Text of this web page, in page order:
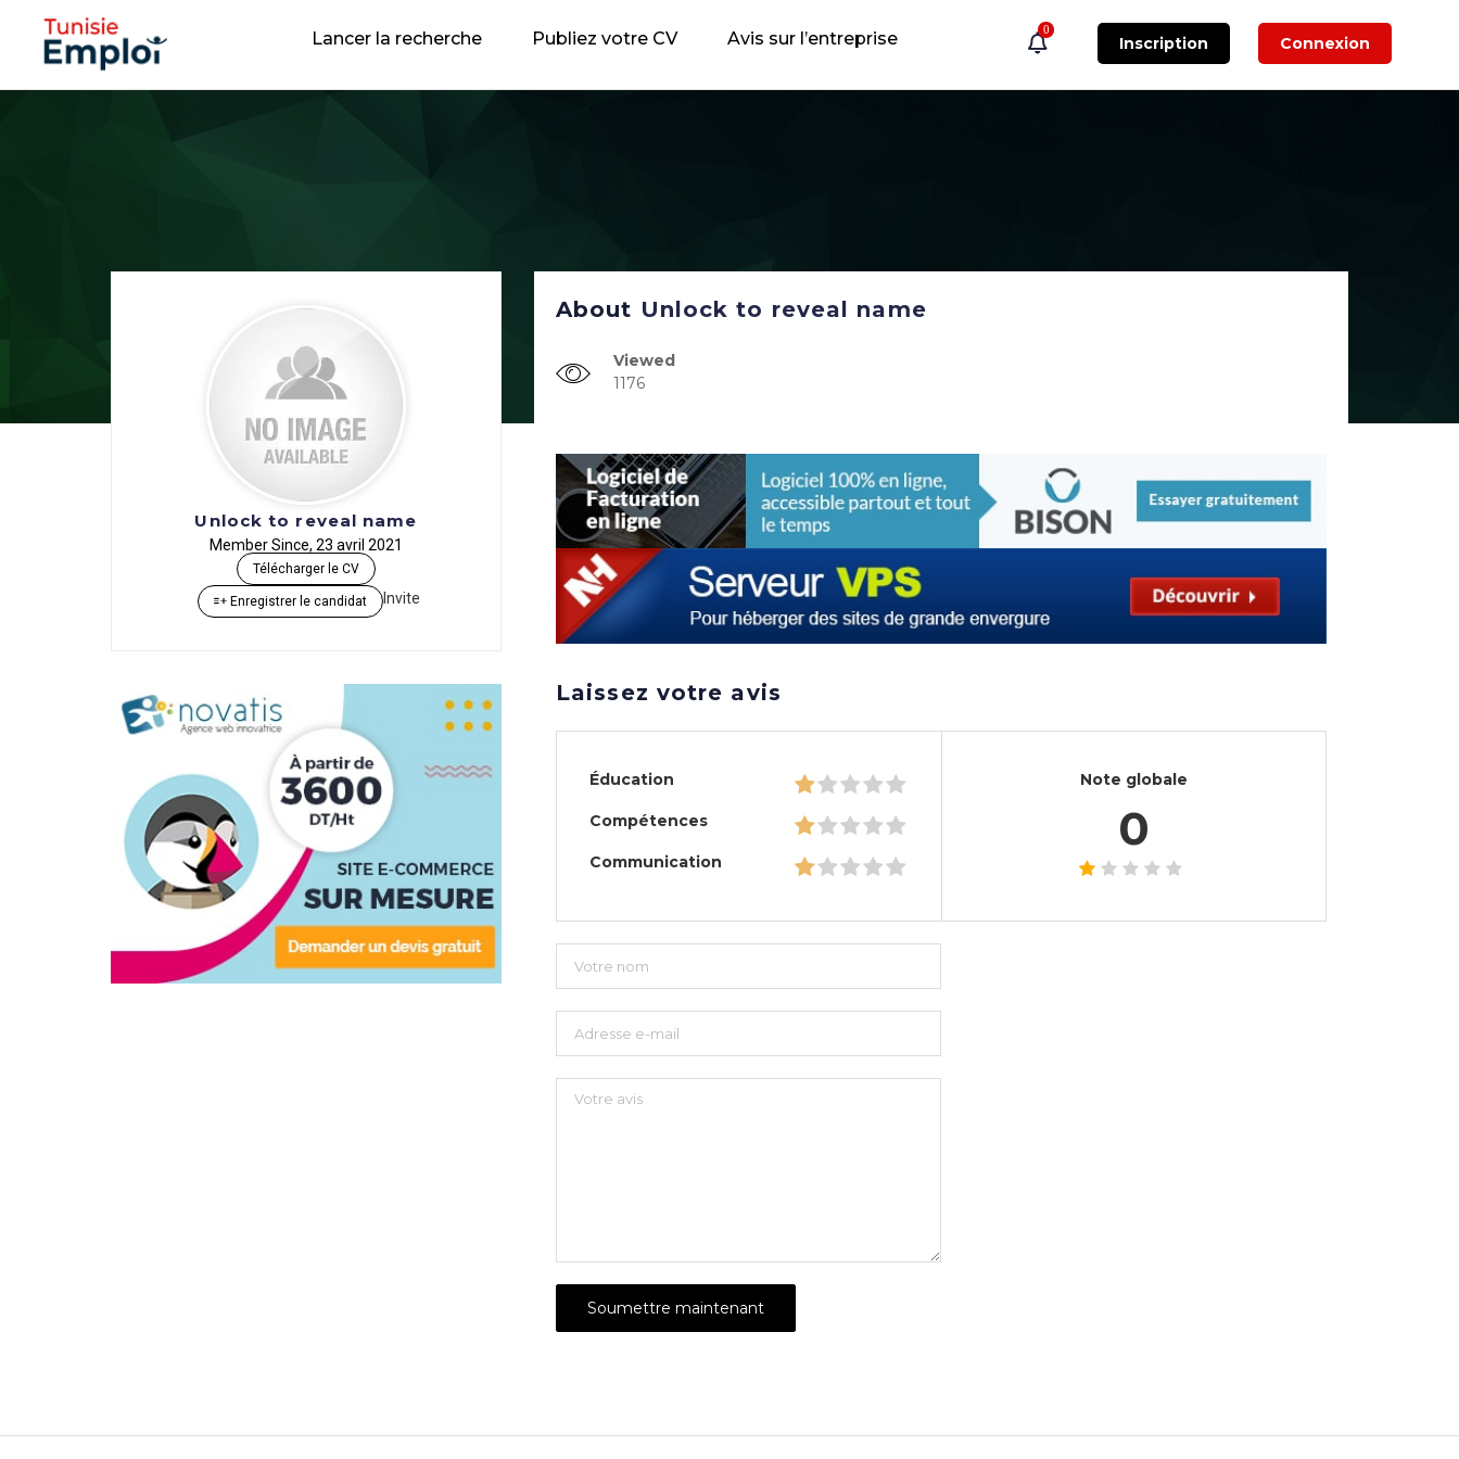
Lancer la recherche Publiez votre CV Avis sur l’entreprise 0
Inscription Connexion
Unlock to reveal name
Member Since, 23 avril 2021
Télécharger le CV
Enregistrer le candidat Invite
About Unlock to reveal name
Viewed
1176
Laissez votre avis
Éducation
Compétences
Communication
Note globale
0